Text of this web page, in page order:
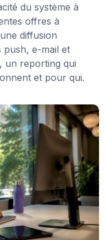
du système à
offres à
diffusion
push, e-mail et
un reporting qui
et pour qui.